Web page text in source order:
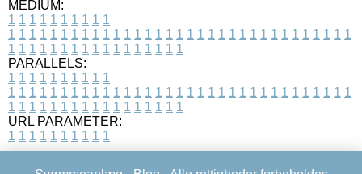
MEDIUM:
1 1 1 1 1 1 1 1 1 1
1 1 1 1 1 1 1 1 1 1 1 1 1 1 1 1 1 1 1 1 1 1 1 1 1 1 1 1 1 1 1 1 1
1 1 1 1 1 1 1 1 1 1 1 1 1 1 1 1 1
PARALLELS:
1 1 1 1 1 1 1 1 1 1
1 1 1 1 1 1 1 1 1 1 1 1 1 1 1 1 1 1 1 1 1 1 1 1 1 1 1 1 1 1 1 1 1
1 1 1 1 1 1 1 1 1 1 1 1 1 1 1 1 1
URL PARAMETER:
1 1 1 1 1 1 1 1 1 1